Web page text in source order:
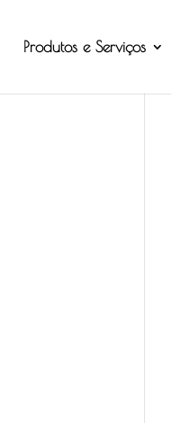
Produtos e Serviços